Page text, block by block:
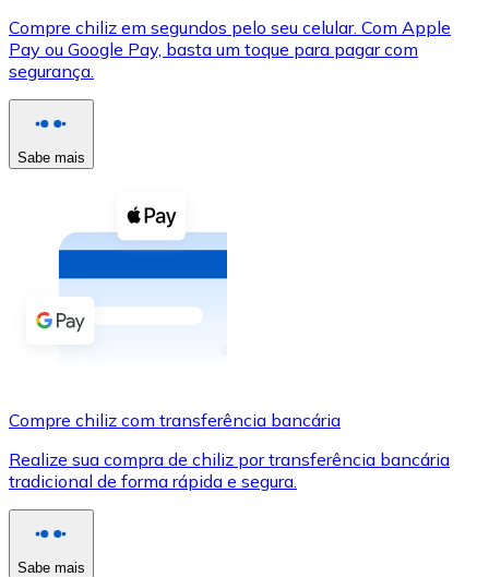
XRP
XRP
Ver tudo
Cupons cripto
Compre criptomoedas com dinheiro e outros
Comprar com dinheiro
Transferência SEPA
Use cartões Visa e Mastercard para comprar
Comprar com cartão
Compre chiliz em segundos pelo seu celular. Com Apple
Pay ou Google Pay, basta um toque para pagar com
segurança.
Sabe mais
Compre chiliz com transferência bancária
Realize sua compra de chiliz por transferência bancária
tradicional de forma rápida e segura.
Sabe mais